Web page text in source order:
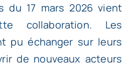
du 17 mars 2026 vient
collaboration. Les
pu échanger sur leurs
de nouveaux acteurs